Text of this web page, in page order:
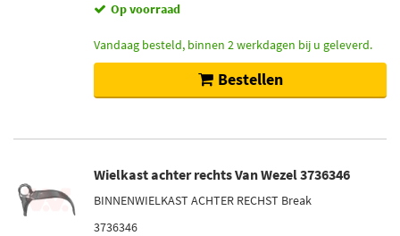
Op voorraad
Vandaag besteld, binnen 2 werkdagen bij u geleverd.
Bestellen
Wielkast achter rechts Van Wezel 3736346
BINNENWIELKAST ACHTER RECHST Break
3736346